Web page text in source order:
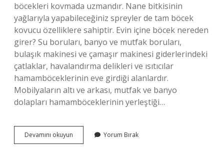
böcekleri kovmada uzmandır. Nane bitkisinin
yağlarıyla yapabileceğiniz spreyler de tam böcek
kovucu özelliklere sahiptir. Evin içine böcek nereden
girer? Su boruları, banyo ve mutfak boruları,
bulaşık makinesi ve çamaşır makinesi giderlerindeki
çatlaklar, havalandırma delikleri ve ısıtıcılar
hamamböceklerinin eve girdiği alanlardır.
Mobilyaların altı ve arkası, mutfak ve banyo
dolapları hamamböceklerinin yerleştiği…
Devamını okuyun
Böcek
Yorum Bırak